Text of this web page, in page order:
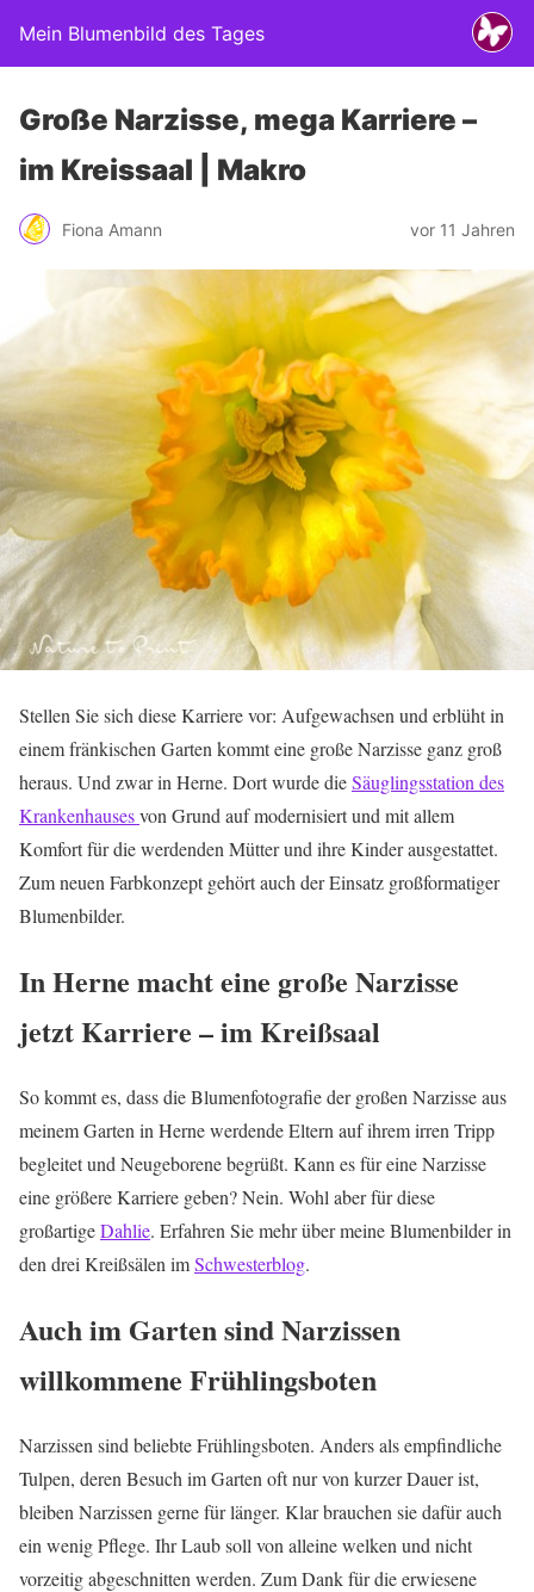
Mein Blumenbild des Tages
Große Narzisse, mega Karriere –
im Kreissaal | Makro
Fiona Amann vor 11 Jahren
Stellen Sie sich diese Karriere vor: Aufgewachsen und erblüht in
einem fränkischen Garten kommt eine große Narzisse ganz groß
heraus. Und zwar in Herne. Dort wurde dieSäuglingsstation des
Krankenhausesvon Grund auf modernisiert und mit allem
Komfort für die werdenden Mütter und ihre Kinder ausgestattet.
Zum neuen Farbkonzept gehört auch der Einsatz großformatiger
Blumenbilder.
In Herne macht eine große Narzisse
jetzt Karriere – im Kreißsaal
So kommt es, dass die Blumenfotografie der großen Narzisse aus
meinem Garten in Herne werdende Eltern auf ihrem irren Tripp
begleitet und Neugeborene begrüßt. Kann es für eine Narzisse
eine größere Karriere geben? Nein. Wohl aber für diese
großartigeDahlie. Erfahren Sie mehr über meine Blumenbilder in
den drei Kreißsälen imSchwesterblog.
Auch im Garten sind Narzissen
willkommene Frühlingsboten
Narzissen sind beliebte Frühlingsboten. Anders als empfindliche
Tulpen, deren Besuch im Garten oft nur von kurzer Dauer ist,
bleiben Narzissen gerne für länger. Klar brauchen sie dafür auch
ein wenig Pflege. Ihr Laub soll von alleine welken und nicht
vorzeitig abgeschnitten werden. Zum Dank für die erwiesene